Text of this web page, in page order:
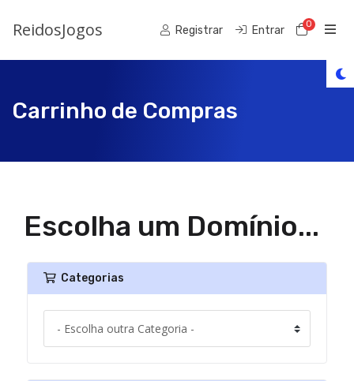
ReidosJogos Registrar Entrar 0
Carrinho de Compras
Escolha um Domínio...
Categorias